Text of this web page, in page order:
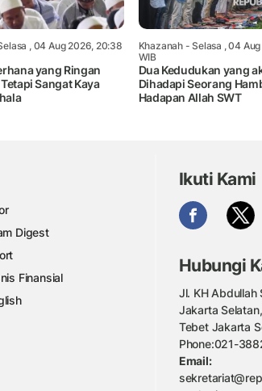
, 04 Aug 2026, 20:38
yang Ringan
Sangat Kaya
Khazanah- Selasa , 04
WIB
Dua Kedudukan yang
Dihadapi Seorang
Hadapan Allah SWT
Digest
Finansial
Ikuti Kami
Hubungi
Jl. KH Abdullah
Jakarta
Tebet Jakarta
Phone:021-
Email: